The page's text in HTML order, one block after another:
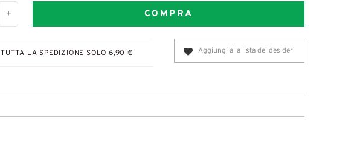
+ COMPRA
TUTTA LA SPEDIZIONE SOLO 6,90 € Aggiungi alla lista dei desideri